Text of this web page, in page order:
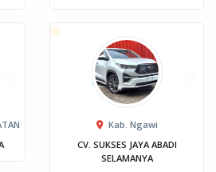
Kab. Ngawi
CV. SUKSES JAYA ABADI
SELAMANYA